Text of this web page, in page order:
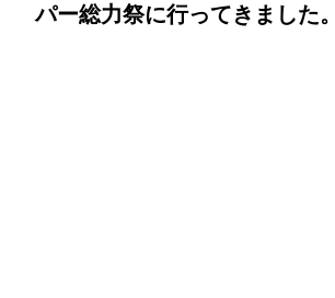
パー総力祭に行ってきました。